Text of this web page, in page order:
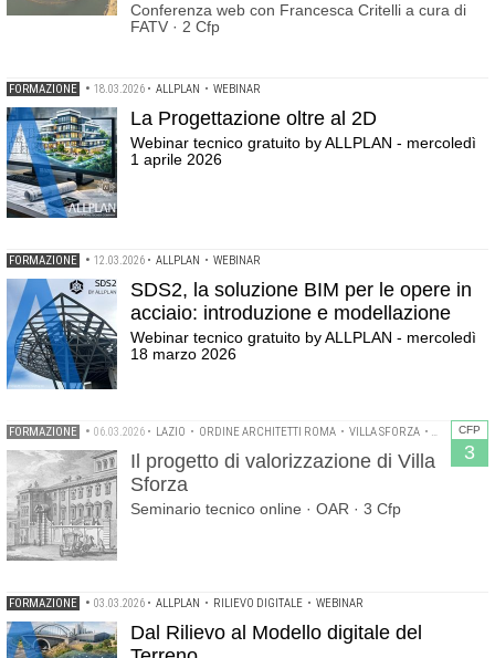
Conferenza web con Francesca Critelli a cura di
FATV · 2 Cfp
FORMAZIONE • 18.03.2026 • ALLPLAN • WEBINAR
La Progettazione oltre al 2D
Webinar tecnico gratuito by ALLPLAN - mercoledì
1 aprile 2026
FORMAZIONE • 12.03.2026 • ALLPLAN • WEBINAR
SDS2, la soluzione BIM per le opere in
acciaio: introduzione e modellazione
Webinar tecnico gratuito by ALLPLAN - mercoledì
18 marzo 2026
CFP
3
FORMAZIONE • 06.03.2026 • LAZIO • ORDINE ARCHITETTI ROMA • VILLA SFORZA • WEBINAR
Il progetto di valorizzazione di Villa
Sforza
Seminario tecnico online · OAR · 3 Cfp
FORMAZIONE • 03.03.2026 • ALLPLAN • RILIEVO DIGITALE • WEBINAR
Dal Rilievo al Modello digitale del